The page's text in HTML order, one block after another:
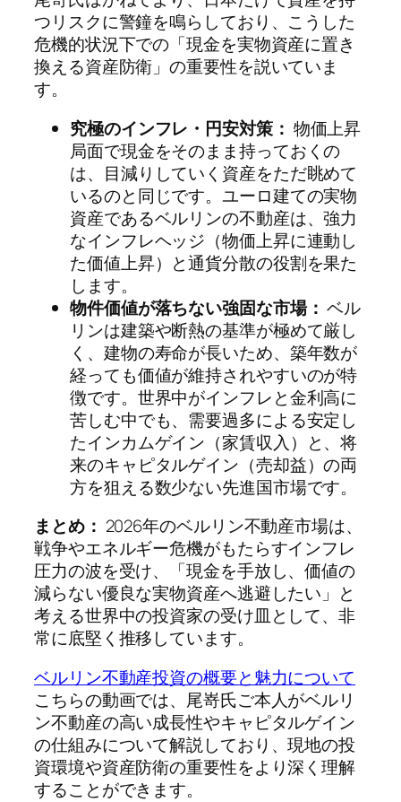
つリスクに警鐘を鳴らしており、こうした
危機的状況下での「現金を実物資産に置き
換える資産防衛」の重要性を説いていま
す。
究極のインフレ・円安対策： 物価上昇
局面で現金をそのまま持っておくの
は、目減りしていく資産をただ眺めて
いるのと同じです。ユーロ建ての実物
資産であるベルリンの不動産は、強力
なインフレヘッジ（物価上昇に連動し
た価値上昇）と通貨分散の役割を果た
します。
物件価値が落ちない強固な市場： ベル
リンは建築や断熱の基準が極めて厳し
く、建物の寿命が長いため、築年数が
経っても価値が維持されやすいのが特
徴です。世界中がインフレと金利高に
苦しむ中でも、需要過多による安定し
たインカムゲイン（家賃収入）と、将
来のキャピタルゲイン（売却益）の両
方を狙える数少ない先進国市場です。
まとめ： 2026年のベルリン不動産市場は、
戦争やエネルギー危機がもたらすインフレ
圧力の波を受け、「現金を手放し、価値の
減らない優良な実物資産へ逃避したい」と
考える世界中の投資家の受け皿として、非
常に底堅く推移しています。
ベルリン不動産投資の概要と魅力について
こちらの動画では、尾嵜氏ご本人がベルリ
ン不動産の高い成長性やキャピタルゲイン
の仕組みについて解説しており、現地の投
資環境や資産防衛の重要性をより深く理解
することができます。